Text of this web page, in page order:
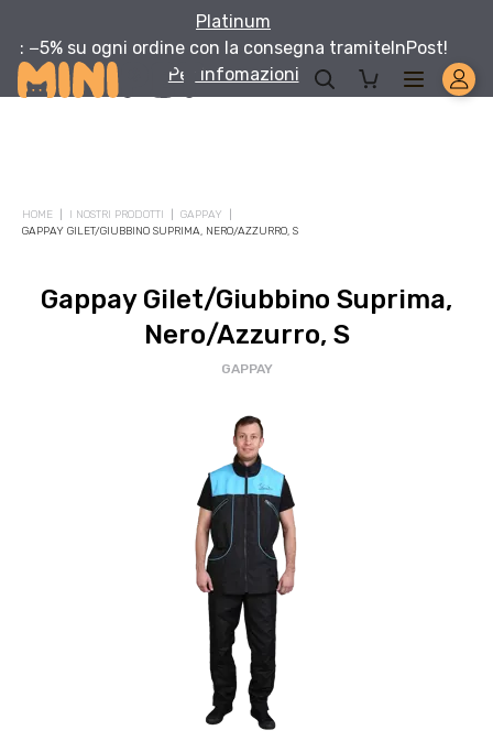
Platinum
: −5% su ogni ordine con la consegna tramiteInPost!
Per infomazioni
HOME I NOSTRI PRODOTTI
GAPPAY
GAPPAY GILET/GIUBBINO SUPRIMA, NERO/AZZURRO, S
Gappay Gilet/Giubbino Suprima,
Nero/Azzurro, S
GAPPAY